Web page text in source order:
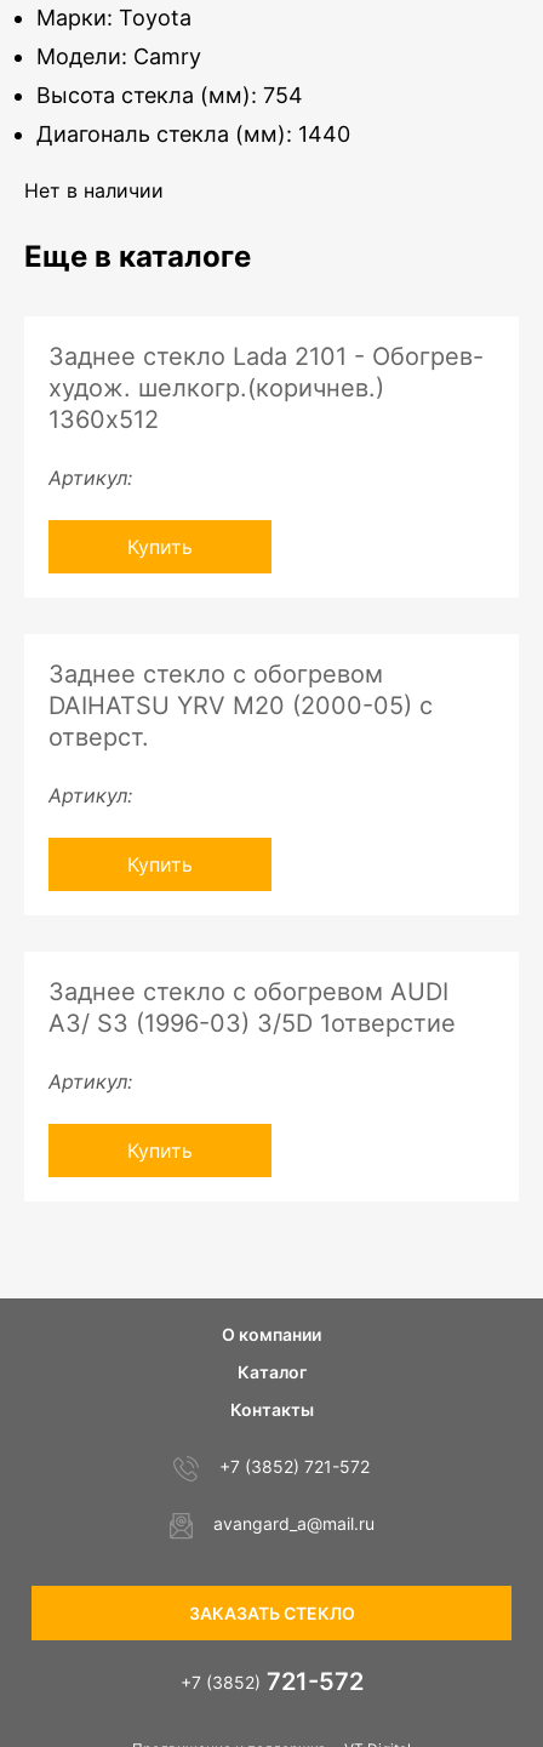
Марки: Toyota
Модели: Camry
Высота стекла (мм): 754
Диагональ стекла (мм): 1440
Нет в наличии
Еще в каталоге
Заднее стекло Lada 2101 - Обогрев-
худож. шелкогр.(коричнев.)
1360х512
Артикул:
Купить
Заднее стекло с обогревом
DAIHATSU YRV M20 (2000-05) с
отверст.
Артикул:
Купить
Заднее стекло с обогревом AUDI
A3/ S3 (1996-03) 3/5D 1отверстие
Артикул:
Купить
О компании
Каталог
Контакты
+7 (3852) 721-572
avangard_a@mail.ru
ЗАКАЗАТЬ СТЕКЛО
+7 (3852) 721-572